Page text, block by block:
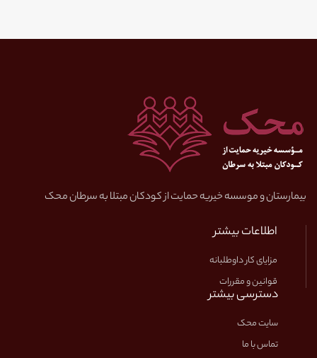
بیمارستان و موسسه خیریه حمایت از کودکان مبتلا به سرطان محک
اطلاعات بیشتر
مزایای کار داوطلبانه
قوانین و مقررات
دسترسی بیشتر
سایت محک
تماس با ما